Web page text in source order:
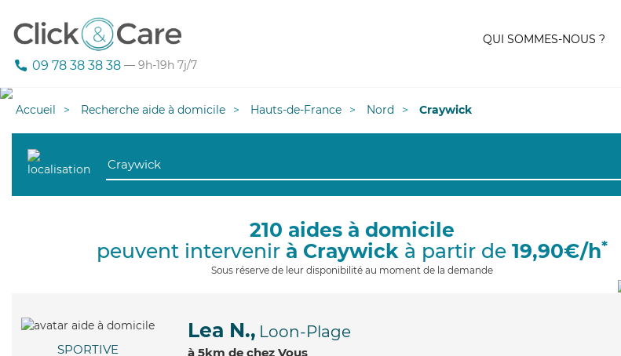
09 78 38 38 38 — 9h-19h 7j/7
QUI SOMMES-NOUS ?
Accueil Recherche aide à domicile Hauts-de-France Nord Craywick
210 aides à domicile
peuvent intervenir à Craywickà partir de 19,90€/h*
Sous réserve de leur disponibilité au moment de la demande
SPORTIVE
Lea N., Loon-Plage
à 5km de chez Vous